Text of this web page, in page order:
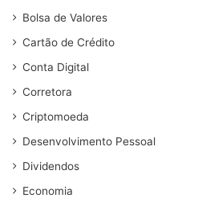
Bolsa de Valores
Cartão de Crédito
Conta Digital
Corretora
Criptomoeda
Desenvolvimento Pessoal
Dividendos
Economia